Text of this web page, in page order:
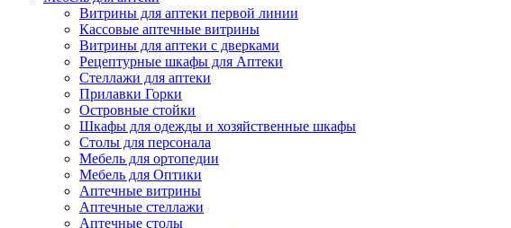
Витрины для аптеки первой линии
Кассовые аптечные витрины
Витрины для аптеки с дверками
Рецептурные шкафы для Аптеки
Стеллажи для аптеки
Прилавки Горки
Островные стойки
Шкафы для одежды и хозяйственные шкафы
Столы для персонала
Мебель для ортопедии
Мебель для Оптики
Аптечные витрины
Аптечные стеллажи
Аптечные столы